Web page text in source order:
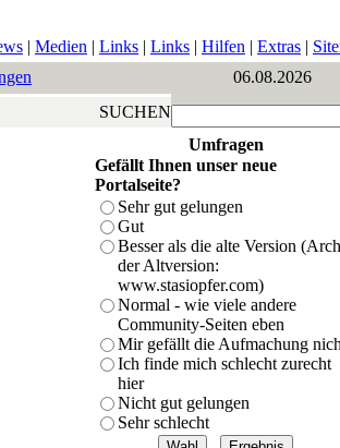
| Medien | Links | Links | Hilfen | Extras |
06.08.2026
SUCHEN
Umfragen
Gefällt Ihnen unser neue
Portalseite?
Sehr gut gelungen
Gut
Besser als die alte Version
der Altversion:
www.stasiopfer.com)
Normal - wie viele andere
Community-Seiten eben
Mir gefällt die Aufmachung
Ich finde mich schlecht zurecht
hier
Nicht gut gelungen
Sehr schlecht